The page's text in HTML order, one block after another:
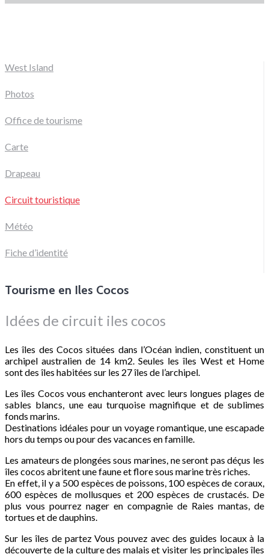
West Island
Photos
Office de tourisme
Carte
Drapeau
Circuit touristique
Météo
Fiche d’identité
Tourisme en Iles Cocos
Idées de circuit iles cocos
Les îles des Cocos situées dans l’Océan indien, constituent un
archipel australien de 14 km2. Seules les îles West et Home
sont des îles habitées sur les 27 îles de l’archipel.
Les îles Cocos vous enchanteront avec leurs longues plages de
sables blancs, une eau turquoise magnifique et de sublimes
fonds marins.
Destinations idéales pour un voyage romantique, une escapade
hors du temps ou pour des vacances en famille.
Les amateurs de plongées sous marines, ne seront pas déçus les
îles cocos abritent une faune et flore sous marine très riches.
En effet, il y a 500 espèces de poissons, 100 espèces de coraux,
600 espèces de mollusques et 200 espèces de crustacés. De
plus vous pourrez nager en compagnie de Raies mantas, de
tortues et de dauphins.
Sur les îles de partez Vous pouvez avec des guides locaux à la
découverte de la culture des malais et visiter les principales îles